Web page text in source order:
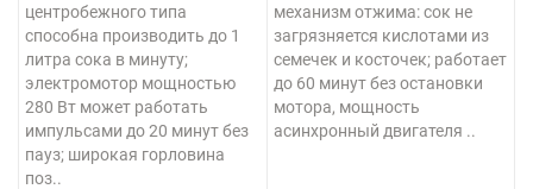
центробежного типа
способна производить до 1
литра сока в минуту;
электромотор мощностью
280 Вт может работать
импульсами до 20 минут без
пауз; широкая горловина
поз..
механизм отжима: сок не
загрязняется кислотами из
семечек и косточек; работает
до 60 минут без остановки
мотора, мощность
асинхронный двигателя ..